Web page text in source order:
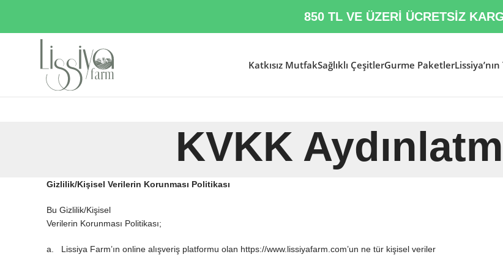
850 TL VE ÜZERİ ÜCRETSİZ
Katkısız MutfakSağlıklı ÇeşitlerGurme Paketler
KVKK
Gizlilik/Kişisel Verilerin Korunması Politikası
Bu Gizlilik/Kişisel
Verilerin Korunması Politikası;
a. Lissiya Farm’ın online alışveriş platformu olan https://www.lissiyafarm.com’un ne tür kişisel veriler